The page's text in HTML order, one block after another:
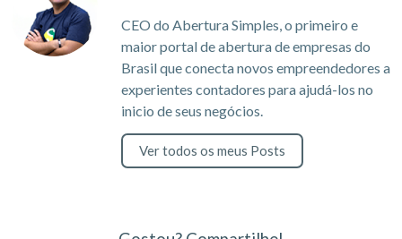
CEO do Abertura Simples, o primeiro e
maior portal de abertura de empresas do
Brasil que conecta novos empreendedores a
experientes contadores para ajudá-los no
inicio de seus negócios.
Ver todos os meus Posts